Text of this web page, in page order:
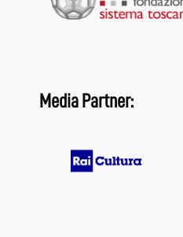
Media Partner: